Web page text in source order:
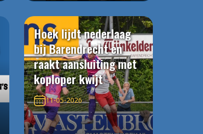
Hoek lijdt nederlaag
bij Barendrecht en
raakt aansluiting met
koploper kwijt
11-05-2026